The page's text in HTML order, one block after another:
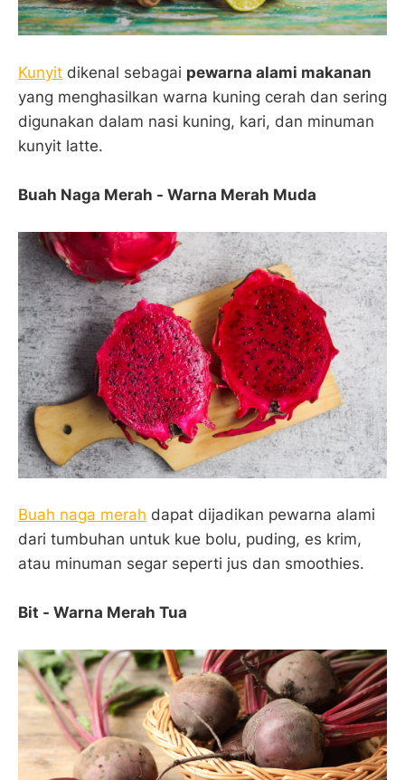
Kunyit dikenal sebagai pewarna alami makanan
yang menghasilkan warna kuning cerah dan sering
digunakan dalam nasi kuning, kari, dan minuman
kunyit latte.
Buah Naga Merah - Warna Merah Muda
Buah naga merah dapat dijadikan pewarna alami
dari tumbuhan untuk kue bolu, puding, es krim,
atau minuman segar seperti jus dan smoothies.
Bit - Warna Merah Tua